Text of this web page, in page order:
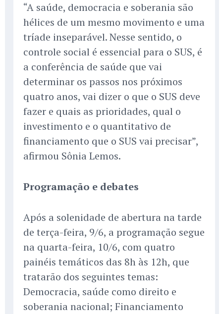
“A saúde, democracia e soberania são
hélices de um mesmo movimento e uma
tríade inseparável. Nesse sentido, o
controle social é essencial para o SUS, é
a conferência de saúde que vai
determinar os passos nos próximos
quatro anos, vai dizer o que o SUS deve
fazer e quais as prioridades, qual o
investimento e o quantitativo de
financiamento que o SUS vai precisar”,
afirmou Sônia Lemos.
Programação e debates
Após a solenidade de abertura na tarde
de terça-feira, 9/6, a programação segue
na quarta-feira, 10/6, com quatro
painéis temáticos das 8h às 12h, que
tratarão dos seguintes temas:
Democracia, saúde como direito e
soberania nacional; Financiamento